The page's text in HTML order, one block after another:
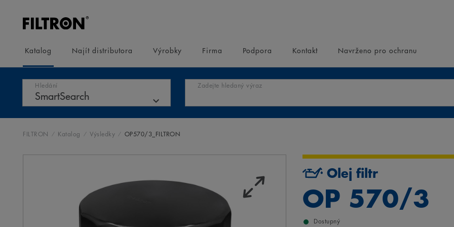
Katalog Najít distributora Výrobky Firma Podpora Kontakt Navrženo pro ochranu
Hledání Zadejte hledaný výraz
FILTRON Katalog Výsledky OP570/3_FILTRON
Olej filtr
OP 570/3
Dostupný